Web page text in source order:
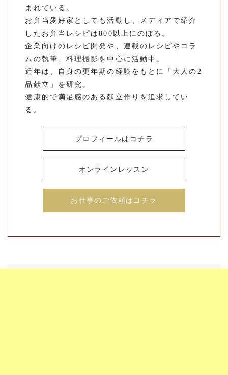
まれている。
お弁当愛好家としても活動し、メディアで紹介
したお弁当レシピは800以上にのぼる。
企業向けのレシピ開発や、連載のレシピやコラ
ムの執筆、料理撮影を中心に活動中。
近年は、自身の更年期の経験をもとに「大人の2
品献立」を研究。
健康的で満足感のある献立作りを追求してい
る。
プロフィールはコチラ
オンラインレッスン
お仕事のご依頼はコチラ